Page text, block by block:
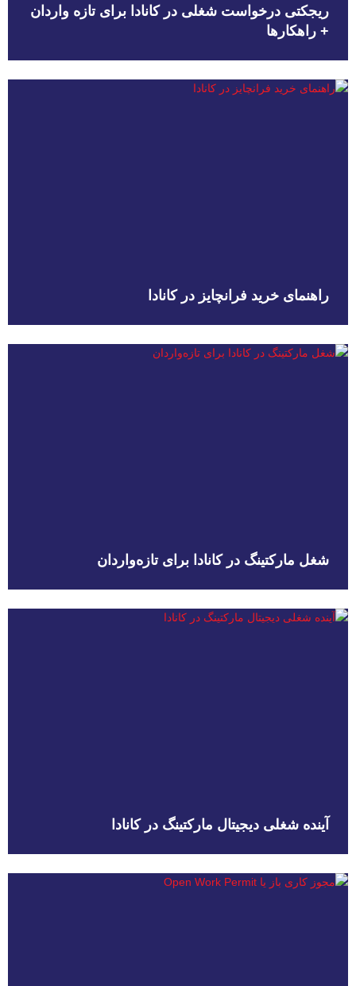
ریجکتی درخواست شغلی در کانادا برای تازه واردان
+ راهکارها
راهنمای خرید فرانچایز در کانادا
شغل مارکتینگ در کانادا برای تازه‌واردان
آینده شغلی دیجیتال مارکتینگ در کانادا